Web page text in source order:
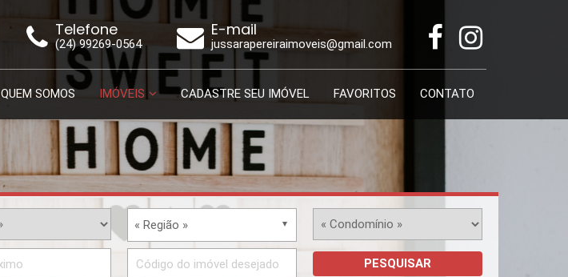
Telefone
(24) 99269-0564
E-mail
jussarapereiraimoveis@gmail.com
QUEM SOMOS IMÓVEIS CADASTRE SEU IMÓVEL FAVORITOS CONTATO
« Região »
PESQUISAR